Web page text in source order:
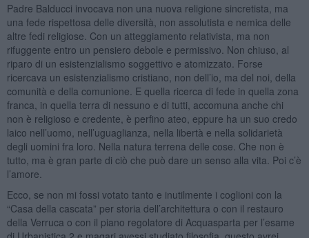
Padre Balducci invocava non una nuova religione sincretista, ma
una fede rispettosa delle diversità, non assolutista e nemica delle
altre fedi religiose. Con un atteggiamento relativista, ma non
rifuggente entro un pensiero debole e permissivo. Non chiuso, al
riparo di un esistenzialismo soggettivo e atomizzato. Forse
ricercava un esistenzialismo cristiano, non dell’io, ma del noi, della
comunità e della comunione. E quella ricerca di fede in quella zona
franca, in quella terra di nessuno e di tutti, accomuna anche chi
non è religioso e credente, è perfino ateo, eppure ha un suo credo
laico nell’uomo, nell’uguaglianza, nella libertà e nella solidarietà
degli uomini fra loro. Nella natura terrena delle cose. Che non è
tutto, ma è gran parte di ciò che può dare un senso alla vita. Poi c’è
l’amore.
Ecco, se non mi fossi votato tanto e inutilmente i coglioni con la
“Casa della cascata” per storia dell’architettura o con il restauro
della Verruca o con il piano regolatore di Acquasparta per l’esame